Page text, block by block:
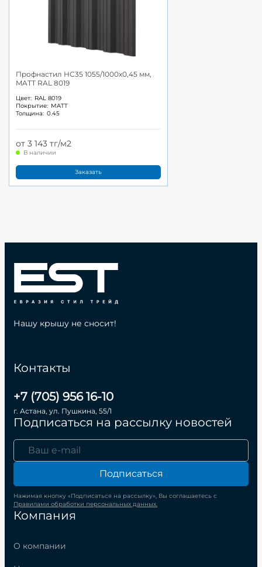
Профнастил НС35 1055/1000x0,45 мм,
MATT RAL 8019
Цвет: RAL 8019
Покрытие: MATT
Толщина: 0.45
от 3 143 тг/м2
В наличии
Заказать
Компания
О компании
Контакты
+7 (705) 956 16-10
г. Астана, ул. Пушкина, 55/1
Подписаться на рассылку новостей
Подписаться
Нажимая кнопку «Подписаться на рассылку», Вы соглашаетесь с
Правилами обработки персональных данных.
Нашу крышу не сносит!